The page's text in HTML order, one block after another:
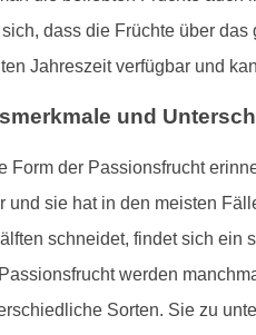
dass die Früchte über
Jahreszeit verfügbar und
und
Form der Passionsfrucht
und sie hat in den meisten
schneidet, findet sich ein
werden
Sorten. Sie zu